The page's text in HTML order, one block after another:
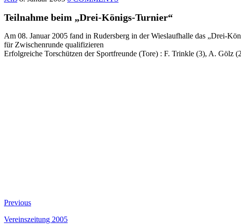
Teilnahme beim „Drei-Königs-Turnier“
Am 08. Januar 2005 fand in Rudersberg in der Wieslaufhalle das „Drei-
für Zwischenrunde qualifizieren
Erfolgreiche Torschützen der Sportfreunde (Tore) : F. Trinkle (3), A. Gölz
Beitragsnavigation
PreviousPrevious
Vereinszeitung 2005